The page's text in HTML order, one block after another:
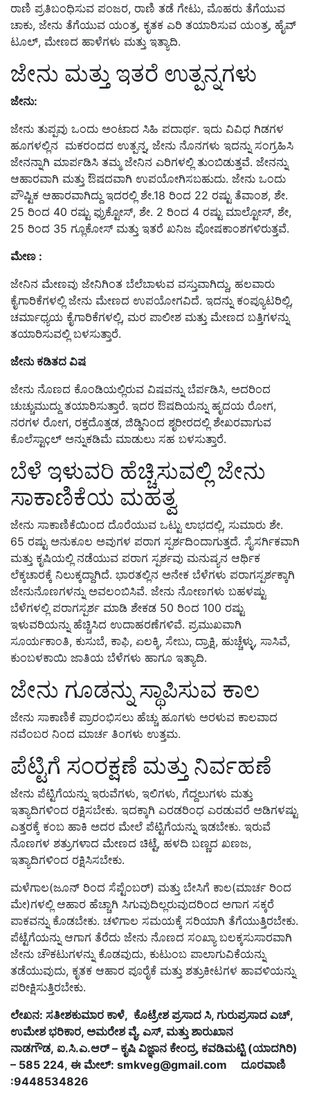
ರಾಣಿ ಪ್ರತಿಬಂಧಿಸುವ ಪಂಜರ, ರಾಣಿ ತಡೆ ಗೇಟು, ಮೊಹರು ತೆಗೆಯುವ
ಚಾಕು, ಜೇನು ತೆಗೆಯುವ ಯಂತ್ರ, ಕೃತಕ ಎರಿ ತಯಾರಿಸುವ ಯಂತ್ರ, ಹೈವ್
ಟೂಲ್, ಮೇಣದ ಹಾಳೆಗಳು ಮತ್ತು ಇತ್ಯಾದಿ.
ಜೇನು ಮತ್ತು ಇತರೆ ಉತ್ಪನ್ನಗಳು
ಜೇನು:
ಜೇನು ತುಪ್ಪವು ಒಂದು ಅಂಟಾದ ಸಿಹಿ ಪದಾರ್ಥ. ಇದು ವಿವಿಧ ಗಿಡಗಳ
ಹೂಗಳಲ್ಲಿನ ಮಕರಂದದ ಉತ್ಪನ್ನ, ಜೇನು ನೊನಗಳು ಇದನ್ನು ಸಂಗ್ರಹಿಸಿ
ಜೇನನ್ನಾಗಿ ಮಾರ್ಪಡಿಸಿ ತಮ್ಮ ಜೇನಿನ ಎರಿಗಳಲ್ಲಿ ತುಂಬಿಡುತ್ತವೆ. ಜೇನನ್ನು
ಆಹಾರವಾಗಿ ಮತ್ತು ಔಷದವಾಗಿ ಉಪಯೋಗಿಸಬಹುದು. ಜೇನು ಒಂದು
ಪೌಷ್ಟಿಕ ಆಹಾರವಾಗಿದ್ದು ಇದರಲ್ಲಿ ಶೇ.18 ರಿಂದ 22 ರಷ್ಟು ತೆವಾಂಶ, ಶೇ.
25 ರಿಂದ 40 ರಷ್ಟು ಫ್ರುಕ್ಟೋಸ್, ಶೇ. 2 ರಿಂದ 4 ರಷ್ಟು ಮಾಲ್ಟೋಸ್, ಶೇ,
25 ರಿಂದ 35 ಗ್ಲೂಕೋಸ್ ಮತ್ತು ಇತರೆ ಖನಿಜ ಪೋಷಕಾಂಶಗಳಿರುತ್ತವೆ.
ಮೇಣ :
ಜೇನಿನ ಮೇಣವು ಜೇನಿಗಿಂತ ಬೆಲೆಬಾಳುವ ವಸ್ತುವಾಗಿದ್ದು, ಹಲವಾರು
ಕೈಗಾರಿಕೆಗಳಲ್ಲಿ ಜೇನು ಮೇಣದ ಉಪಯೋಗವಿದೆ. ಇದನ್ನು ಕಂಪ್ಯೂಟರಿಲ್ಲಿ,
ಚರ್ಮಾಧ್ಯಯ ಕೈಗಾರಿಕೆಗಳಲ್ಲಿ, ಮರ ಪಾಲೀಶ ಮತ್ತು ಮೇಣದ ಬತ್ತಿಗಳನ್ನು
ತಯಾರಿಸುವಲ್ಲಿ ಬಳಸುತ್ತಾರೆ.
ಜೇನು ಕಡಿತದ ವಿಷ
ಜೇನು ನೊಣದ ಕೊಂಡಿಯಲ್ಲಿರುವ ವಿಷವನ್ನು ಬೆರ್ಪಡಿಸಿ, ಅದರಿಂದ
ಚುಚ್ಚುಮುದ್ದು ತಯಾರಿಸುತ್ತಾರೆ. ಇದರ ಔಷದಿಯನ್ನು ಹೃದಯ ರೋಗ,
ನರಗಳ ರೋಗ, ರಕ್ತದೊತ್ತಡ, ಜಿಡ್ಡಿನಿಂದ ಶೃರೀರದಲ್ಲಿ ಶೇಖರವಾಗುವ
ಕೊಲೆಸ್ಟಾçಲ್ ಅನ್ನುಕಡಿಮೆ ಮಾಡುಲು ಸಹ ಬಳಸುತ್ತಾರೆ.
ಬೆಳೆ ಇಳುವರಿ ಹೆಚ್ಚಿಸುವಲ್ಲಿ ಜೇನು
ಸಾಕಾಣಿಕೆಯ ಮಹತ್ವ
ಜೇನು ಸಾಕಾಣಿಕೆಯಿಂದ ದೊರೆಯುವ ಒಟ್ಟು ಲಾಭದಲ್ಲಿ, ಸುಮಾರು ಶೇ.
65 ರಷ್ಟು ಅನುಕೂಲ ಅವುಗಳ ಪರಾಗ ಸ್ಪರ್ಶದಿಂದಾಗುತ್ತದೆ. ಸೈಸರ್ಗಿಕವಾಗಿ
ಮತ್ತು ಕೃಷಿಯಲ್ಲಿ ನಡೆಯುವ ಪರಾಗ ಸ್ಪರ್ಶವು ಮನುಷ್ಯನ ಆರ್ಥಿಕ
ಲೆಕ್ಕಚಾರಕ್ಕೆ ನಿಲುಕ್ಕದ್ದಾಗಿದೆ. ಭಾರತಲ್ಲಿನ ಅನೇಕ ಬೆಳೆಗಳು ಪರಾಗಸ್ಪರ್ಶಕ್ಕಾಗಿ
ಜೇನುನೊಣಗಳನ್ನು ಅವಲಂಬಿಸಿವೆ. ಜೇನು ನೋಣಗಳು ಬಹಳಷ್ಟು
ಬೆಳೆಗಳಲ್ಲಿ ಪರಾಗಸ್ಪರ್ಶ ಮಾಡಿ ಶೇಕಡ 50 ರಿಂದ 100 ರಷ್ಟು
ಇಳುವರಿಯನ್ನು ಹೆಚ್ಚಿಸಿದ ಉದಾಹರಣೆಗಳಿವೆ. ಪ್ರಮುಖವಾಗಿ
ಸೂರ್ಯಕಾಂತಿ, ಕುಸುಬೆ, ಕಾಫಿ, ಏಲಕ್ಕಿ, ಸೇಬು, ದ್ರಾಕ್ಷಿ, ಹುಚ್ಚೆಳ್ಳು, ಸಾಸಿವೆ,
ಕುಂಬಳಕಾಯಿ ಜಾತಿಯ ಬೆಳೆಗಳು ಹಾಗೂ ಇತ್ಯಾದಿ.
ಜೇನು ಗೂಡನ್ನು ಸ್ಥಾಪಿಸುವ ಕಾಲ
ಜೇನು ಸಾಕಾಣಿಕೆ ಪ್ರಾರಂಭಿಸಲು ಹೆಚ್ಚು ಹೂಗಳು ಅರಳುವ ಕಾಲವಾದ
ನವೆಂಬರ ನಿಂದ ಮಾರ್ಚ ತಿಂಗಳು ಉತ್ತಮ.
ಪೆಟ್ಟಿಗೆ ಸಂರಕ್ಷಣೆ ಮತ್ತು ನಿರ್ವಹಣೆ
ಜೇನು ಪೆಟ್ಟಿಗೆಯನ್ನು ಇರುವೆಗಳು, ಇಲಿಗಳು, ಗೆದ್ದಲುಗಳು ಮತ್ತು
ಇತ್ಯಾದಿಗಳಿಂದ ರಕ್ಷಿಸಬೇಕು. ಇದಕ್ಕಾಗಿ ಎರಡರಿಂಧ ಎರಡುವರೆ ಅಡಿಗಳಷ್ಟು
ಎತ್ತರಕ್ಕೆ ಕಂಬ ಹಾಕಿ ಅದರ ಮೇಲೆ ಪೆಟ್ಟಿಗೆಯನ್ನು ಇಡಬೇಕು. ಇರುವೆ
ನೊಣಗಳ ಶತ್ರುಗಳಾದ ಮೇಣದ ಚಿಟ್ಟೆ, ಹಳದಿ ಬಣ್ಣದ ಖಣಜ,
ಇತ್ಯಾದಿಗಳಿಂದ ರಕ್ಷಿಸಿಸಬೇಕು.
ಮಳೆಗಾಲ(ಜೂನ್ ರಿಂದ ಸೆಪ್ಟೆಂಬರ್) ಮತ್ತು ಬೇಸಿಗೆ ಕಾಲ(ಮಾರ್ಚ ರಿಂದ
ಮೇ)ಗಳಲ್ಲಿ ಆಹಾರ ಹೆಚ್ಚಾಗಿ ಸಿಗುವುದಿಲ್ಲರುವುದರಿಂದ ಅಗಾಗ ಸಕ್ಕರೆ
ಪಾಕವನ್ನು ಕೊಡಬೇಕು. ಚಳಿಗಾಲ ಸಮಯಕ್ಕೆ ಸರಿಯಾಗಿ ತೆಗೆಯುತ್ತಿರಬೇಕು.
ಪೆಟ್ಟೆಗೆಯನ್ನು ಆಗಾಗ ತೆರೆದು ಜೇನು ನೊಣದ ಸಂಖ್ಯಾ ಬಲಕ್ಕಸುಸಾರವಾಗಿ
ಜೇನು ಚೌಕಟುಗಳನ್ನು ಕೊಡವುದು, ಕುಟುಂಬ ಪಾಲಾಗುವಿಕೆಯನ್ನು
ತಡೆಯುವುದು, ಕೃತಕ ಆಹಾರ ಪೂರೈಕೆ ಮತ್ತು ಶತ್ರುಕೀಟಗಳ ಹಾವಳಿಯನ್ನು
ಪರೀಕ್ಷಿಸುತ್ತಿರಬೇಕು.
ಲೇಖನ: ಸತೀಶಕುಮಾರ ಕಾಳೆ, ಕೊಟ್ರೇಶ ಪ್ರಸಾದ ಸಿ, ಗುರುಪ್ರಸಾದ ಎಚ್,
ಉಮೇಶ ಭರಿಕಾರ, ಅಮರೇಶ ವೈ. ಎಸ್, ಮತ್ತು ಶಾರುಖಾನ
ನಾಡಗೌಡ, ಐ.ಸಿ.ಎ.ಆರ್ – ಕೃಷಿ ವಿಜ್ಞಾನ ಕೇಂದ್ರ, ಕವಡಿಮಟ್ಟಿ (ಯಾದಗಿರಿ)
– 585 224, ಈ ಮೇಲ್: smkveg@gmail.com ದೂರವಾಣಿ
:9448534826